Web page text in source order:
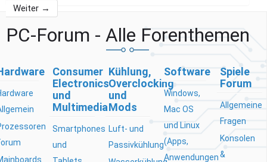
Weiter →
PC-Forum - Alle Forenthemen
Consumer
Electronics
und
Multimedia
Smartphones
und
Kühlung,
Overclocking
und
Mods
Luft- und
Passivkühlung
Software
Windows,
Mac OS
und Linux
(Apps,
Anwendungen
Spiele
Forum
Allgemeine
Fragen
Konsolen
&